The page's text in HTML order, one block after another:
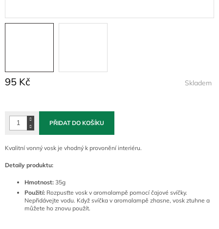
95 Kč Skladem
PŘIDAT DO KOŠÍKU
Kvalitní vonný vosk je vhodný k provonění interiéru.
Detaily produktu:
Hmotnost: 35g
Použití: Rozpusťte vosk v aromalampě pomocí čajové svíčky.
Nepřidávejte vodu. Když svíčka v aromalampě zhasne, vosk ztuhne a
můžete ho znovu použít.